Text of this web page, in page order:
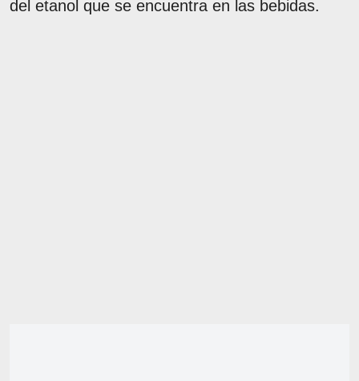
del etanol que se encuentra en las bebidas.